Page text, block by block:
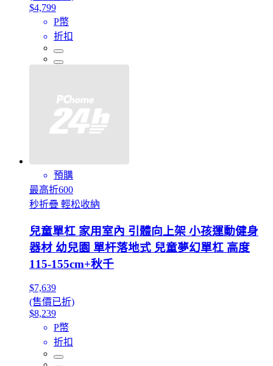
$4,799
P幣
折扣
預購
最高折600
秒折疊 輕松收納
兒童單杠 家用室內 引體向上架 小孩運動健身
器材 幼兒園 單杆落地式 兒童夢幻單杠 高度
115-155cm+秋千
$7,639
(售價已折)
$8,239
P幣
折扣